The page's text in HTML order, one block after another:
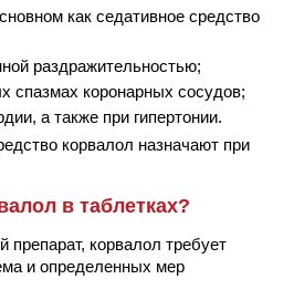
как седативное средство
раздражительностью;
спазмах коронарных сосудов;
а также при гипертонии.
корвалол назначают при
в таблетках?
препарат, корвалол требует
и определенных мер